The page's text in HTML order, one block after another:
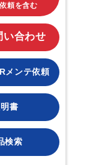
頼を含む
合わせ
メンテ依頼
書
検索